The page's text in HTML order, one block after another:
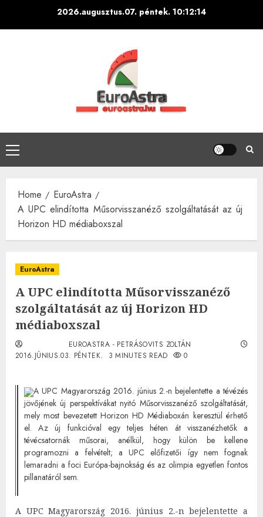
2026.augusztus.07. péntek. 10:12:14
Primary
Menu
Home
EuroAstra
A UPC elindította Műsorvisszanéző szolgáltatását az új
Horizon HD médiaboxszal
EuroAstra
A UPC elindította Műsorvisszanéző
szolgáltatását az új Horizon HD
médiaboxszal
EUROASTRA - PETRÁSOVITS ZOLTÁN
2016.JÚNIUS.03. PÉNTEK.
3 MINUTES READ 0
A UPC Magyarország 2016. június 2.-n bejelentette a tévézés
jövőjének új perspektívákat nyitó Műsorvisszanéző szolgáltatását,
mely most bevezetett Horizon HD Médiaboxán keresztül érhető
el. Az új funkcióval egy teljes héten át visszanézhetők a
tévécsatornák műsorai, anélkül, hogy külön be kellene
programozni a felvételt; a UPC előfizetői így nem fognak
lemaradni a foci Európa-bajnokság és az olimpia egyetlen fontos
pillanatáról sem.
A UPC Magyarország 2016. június 2.-n bejelentette a